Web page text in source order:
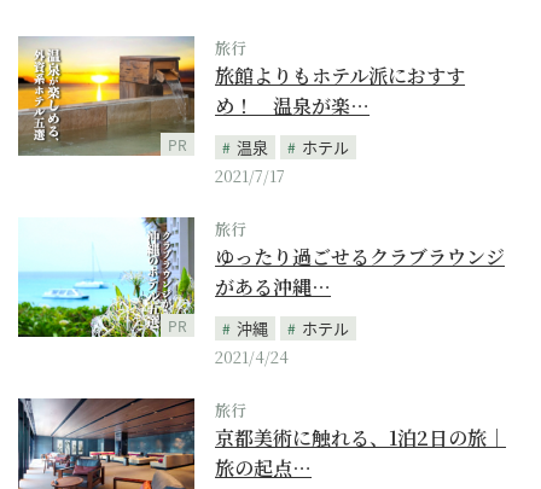
PR
旅行
旅館よりもホテル派におすす
め！ 温泉が楽…
温泉
ホテル
2021/7/17
PR
旅行
ゆったり過ごせるクラブラウンジ
がある沖縄…
沖縄
ホテル
2021/4/24
旅行
京都美術に触れる、1泊2日の旅｜
旅の起点…